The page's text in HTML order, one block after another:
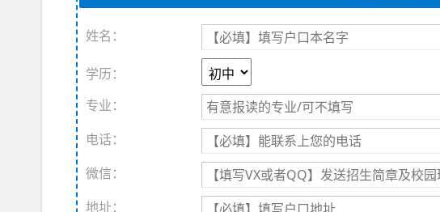
姓名：
学历：
专业：
电话：
微信：
地址：